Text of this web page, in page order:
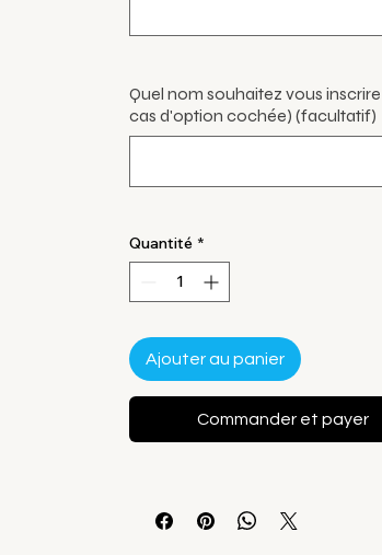
Quel nom souhaitez vous inscrire
cas d'option cochée) (facultatif)
Quantité *
Ajouter au panier
Commander et payer